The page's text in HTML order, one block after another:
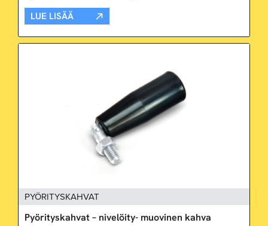
LUE LISÄÄ
PYÖRITYSKAHVAT
Pyörityskahvat – nivelöity- muovinen kahva